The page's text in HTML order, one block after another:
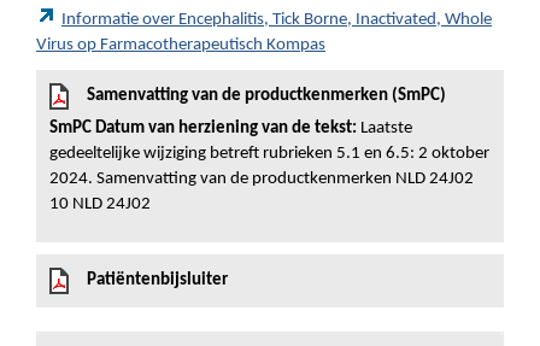
Informatie over Encephalitis, Tick Borne, Inactivated, Whole
Virus op Farmacotherapeutisch Kompas
Samenvatting van de productkenmerken (SmPC)
SmPC Datum van herziening van de tekst: Laatste
gedeeltelijke wijziging betreft rubrieken 5.1 en 6.5: 2 oktober
2024. Samenvatting van de productkenmerken NLD 24J02
10 NLD 24J02
Patiëntenbijsluiter